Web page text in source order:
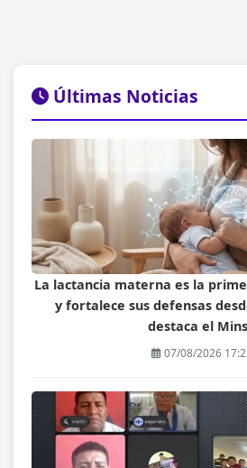
Últimas Noticias
La lactancia materna es la
y fortalece sus defensas
destaca el
07/08/2026